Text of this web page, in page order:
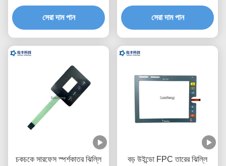
বোতাম
সেরা দাম পান
সেরা দাম পান
চকচকে সারফেস স্পর্শকাতর ঝিল্লি
বড় উইন্ডো FPC তারের ঝিল্লি